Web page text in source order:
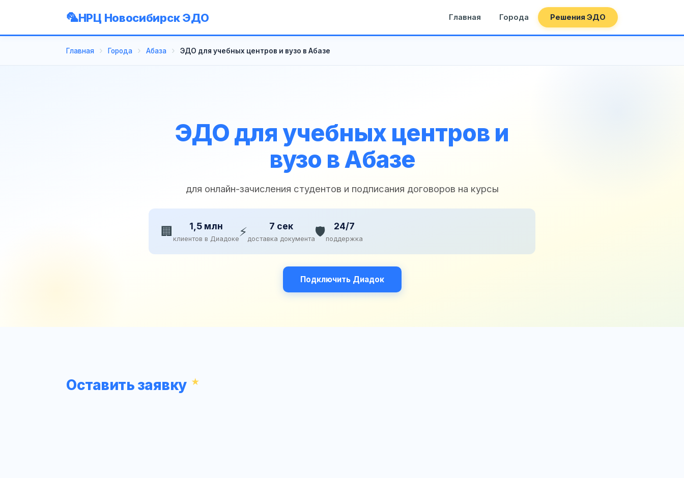
НРЦ Новосибирск ЭДО Главная Города Решения ЭДО
Главная Города Абаза ЭДО для учебных центров и вузо в Абазе
ЭДО для учебных центров и
вузо в Абазе
для онлайн-зачисления студентов и подписания договоров на курсы
🏢 1,5 млн
клиентов в Диадоке ⚡ 7 сек
доставка документа🛡️ 24/7
поддержка
Подключить Диадок
Оставить заявку